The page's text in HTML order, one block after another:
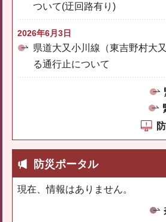
ついて(迂回路有り)
2026年6月3日
県道大又小川線（東吉野村大
る通行止について
防災ポータル
現在、情報はありません。